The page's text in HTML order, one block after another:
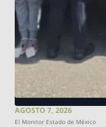
AGOSTO 7, 2026
El Monitor Estado de México